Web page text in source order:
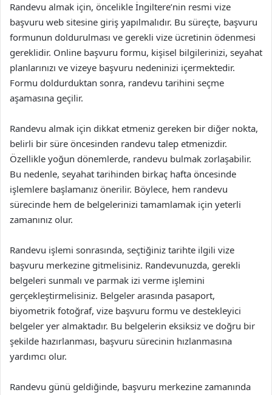
Randevu almak için, öncelikle İngiltere’nin resmi vize
başvuru web sitesine giriş yapılmalıdır. Bu süreçte, başvuru
formunun doldurulması ve gerekli vize ücretinin ödenmesi
gereklidir. Online başvuru formu, kişisel bilgilerinizi, seyahat
planlarınızı ve vizeye başvuru nedeninizi içermektedir.
Formu doldurduktan sonra, randevu tarihini seçme
aşamasına geçilir.
Randevu almak için dikkat etmeniz gereken bir diğer nokta,
belirli bir süre öncesinden randevu talep etmenizdir.
Özellikle yoğun dönemlerde, randevu bulmak zorlaşabilir.
Bu nedenle, seyahat tarihinden birkaç hafta öncesinde
işlemlere başlamanız önerilir. Böylece, hem randevu
sürecinde hem de belgelerinizi tamamlamak için yeterli
zamanınız olur.
Randevu işlemi sonrasında, seçtiğiniz tarihte ilgili vize
başvuru merkezine gitmelisiniz. Randevunuzda, gerekli
belgeleri sunmalı ve parmak izi verme işlemini
gerçekleştirmelisiniz. Belgeler arasında pasaport,
biyometrik fotoğraf, vize başvuru formu ve destekleyici
belgeler yer almaktadır. Bu belgelerin eksiksiz ve doğru bir
şekilde hazırlanması, başvuru sürecinin hızlanmasına
yardımcı olur.
Randevu günü geldiğinde, başvuru merkezine zamanında